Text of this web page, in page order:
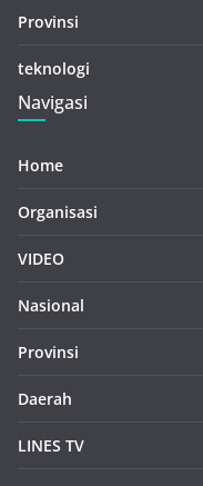
Provinsi
teknologi
Navigasi
Home
Organisasi
VIDEO
Nasional
Provinsi
Daerah
LINES TV